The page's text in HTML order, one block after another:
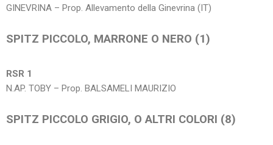
GINEVRINA – Prop. Allevamento della Ginevrina (IT)
SPITZ PICCOLO, MARRONE O NERO (1)
RSR 1
N.AP. TOBY – Prop. BALSAMELI MAURIZIO
SPITZ PICCOLO GRIGIO, O ALTRI COLORI (8)